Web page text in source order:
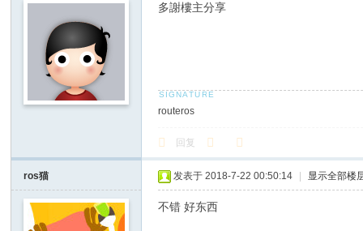
多謝樓主分享
routeros
回复
ros猫 发表于 2018-7-22 00:50:14 显示全部楼
不错 好东西